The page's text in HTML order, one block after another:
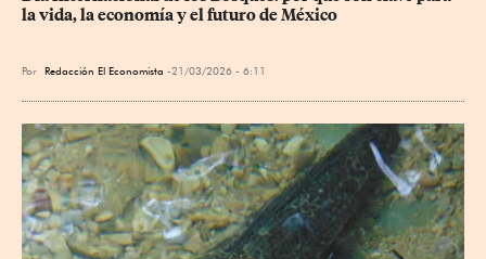
la vida, la economía y el futuro de México
Por Redacción El Economista 21/03/2026 - 6:11